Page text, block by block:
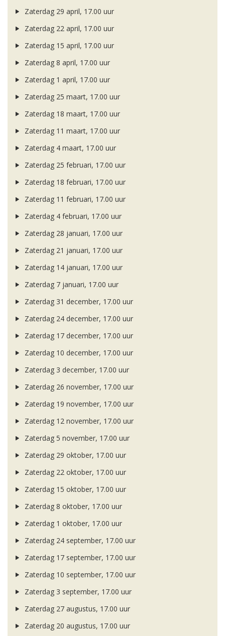
Zaterdag 29 april, 17.00 uur
Zaterdag 22 april, 17.00 uur
Zaterdag 15 april, 17.00 uur
Zaterdag 8 april, 17.00 uur
Zaterdag 1 april, 17.00 uur
Zaterdag 25 maart, 17.00 uur
Zaterdag 18 maart, 17.00 uur
Zaterdag 11 maart, 17.00 uur
Zaterdag 4 maart, 17.00 uur
Zaterdag 25 februari, 17.00 uur
Zaterdag 18 februari, 17.00 uur
Zaterdag 11 februari, 17.00 uur
Zaterdag 4 februari, 17.00 uur
Zaterdag 28 januari, 17.00 uur
Zaterdag 21 januari, 17.00 uur
Zaterdag 14 januari, 17.00 uur
Zaterdag 7 januari, 17.00 uur
Zaterdag 31 december, 17.00 uur
Zaterdag 24 december, 17.00 uur
Zaterdag 17 december, 17.00 uur
Zaterdag 10 december, 17.00 uur
Zaterdag 3 december, 17.00 uur
Zaterdag 26 november, 17.00 uur
Zaterdag 19 november, 17.00 uur
Zaterdag 12 november, 17.00 uur
Zaterdag 5 november, 17.00 uur
Zaterdag 29 oktober, 17.00 uur
Zaterdag 22 oktober, 17.00 uur
Zaterdag 15 oktober, 17.00 uur
Zaterdag 8 oktober, 17.00 uur
Zaterdag 1 oktober, 17.00 uur
Zaterdag 24 september, 17.00 uur
Zaterdag 17 september, 17.00 uur
Zaterdag 10 september, 17.00 uur
Zaterdag 3 september, 17.00 uur
Zaterdag 27 augustus, 17.00 uur
Zaterdag 20 augustus, 17.00 uur